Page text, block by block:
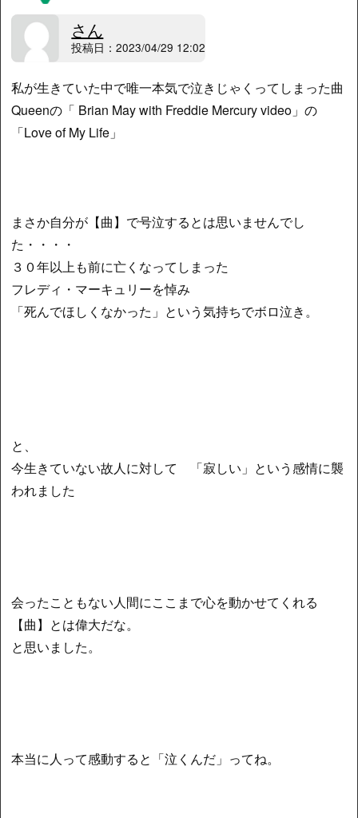
さん
投稿日：2023/04/29 12:02
私が生きていた中で唯一本気で泣きじゃくってしまった曲
Queenの「 Brian May with Freddie Mercury video」の
「Love of My Life」
まさか自分が【曲】で号泣するとは思いませんでし
た・・・・
３０年以上も前に亡くなってしまった
フレディ・マーキュリーを悼み
「死んでほしくなかった」という気持ちでボロ泣き。
と、
今生きていない故人に対して 「寂しい」という感情に襲
われました
会ったこともない人間にここまで心を動かせてくれる
【曲】とは偉大だな。
と思いました。
本当に人って感動すると「泣くんだ」ってね。